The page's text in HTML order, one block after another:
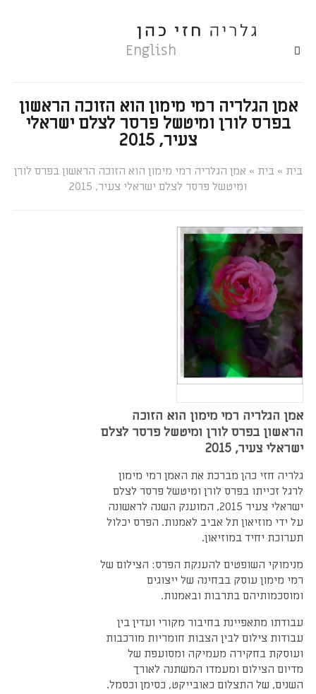
English
אמן הגלריה רמי מימון הוא הזוכה הראשון
בפרס לורן ומיטשל פרסר לצלם ישראלי
צעיר, 2015
»
» אמן הגלריה רמי מימון הוא הזוכה הראשון בפרס לורן
ומיטשל פרסר לצלם ישראלי צעיר, 2015
אמן הגלריה רמי מימון הוא הזוכה
הראשון בפרס לורן ומיטשל פרסר לצלם
ישראלי צעיר, 2015
גלריה חזי כהן מברכת את האמן רמי מימון
לרגל זכייתו בפרס לורן ומיטשל פרסר לצלם
ישראלי צעיר 2015, המוענק השנה לראשונה
על ידי מוזיאון תל אביב לאמנות. הפרס יכלול
תערוכת יחיד במוזיאון.
מנימוקי השופטים להענקת הפרס: הצילום של
רמי מימון עוסק בבחינה של ייצוגים
ומוסכמותיהם בתרבות ובאמנות.
עבודתו מתאפיינת בחיבור מקורי ועדין בין
עבודות צילום לבין הצבות חומריות מורכבות
ועוסקת בחקירה מעמיקה ומסועפת של
מדיום הצילום ומעמדו המשתנה לאורך
השנים, של התצלום כאובייקט, כסימן וכסמל.